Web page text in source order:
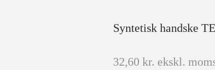
Syntetisk handske
32,60 kr. ekskl.